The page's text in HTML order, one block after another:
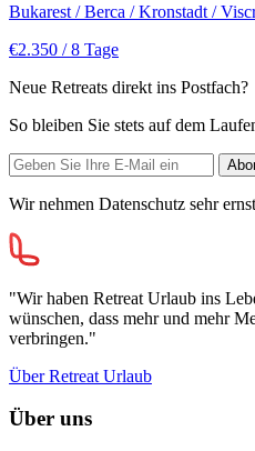
Bukarest / Berca / Kronstadt /
€2.350 / 8 Tage
Neue Retreats direkt ins Postfach?
So bleiben Sie stets auf dem
Wir nehmen Datenschutz sehr
"Wir haben Retreat Urlaub ins
wünschen, dass mehr und mehr
verbringen."
Über Retreat Urlaub
Über uns